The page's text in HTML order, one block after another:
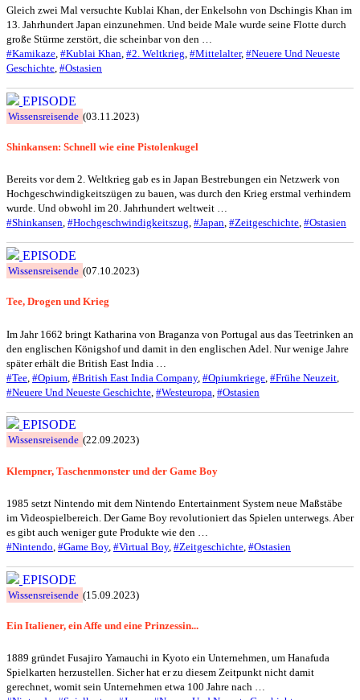
Gleich zwei Mal versuchte Kublai Khan, der Enkelsohn von Dschingis Khan im
13. Jahrhundert Japan einzunehmen. Und beide Male wurde seine Flotte durch
große Stürme zerstört, die scheinbar von den …
#Kamikaze, #Kublai Khan, #2. Weltkrieg, #Mittelalter, #Neuere Und Neueste
Geschichte, #Ostasien
EPISODE
Wissensreisende (03.11.2023)
Shinkansen: Schnell wie eine Pistolenkugel
Bereits vor dem 2. Weltkrieg gab es in Japan Bestrebungen ein Netzwerk von
Hochgeschwindigkeitszügen zu bauen, was durch den Krieg erstmal verhindern
wurde. Und obwohl im 20. Jahrhundert weltweit …
#Shinkansen, #Hochgeschwindigkeitszug, #Japan, #Zeitgeschichte, #Ostasien
EPISODE
Wissensreisende (07.10.2023)
Tee, Drogen und Krieg
Im Jahr 1662 bringt Katharina von Braganza von Portugal aus das Teetrinken an
den englischen Königshof und damit in den englischen Adel. Nur wenige Jahre
später erhält die British East India …
#Tee #Opium #British East India Company, #Opiumkriege #Frühe Neuzeit
#Neuere Und Neueste Geschichte #Westeuropa #Ostasien
EPISODE
Wissensreisende (22.09.2023)
Klempner, Taschenmonster und der Game Boy
1985 setzt Nintendo mit dem Nintendo Entertainment System neue Maßstäbe
im Videospielbereich. Der Game Boy revolutioniert das Spielen unterwegs. Aber
es gibt auch weniger gute Produkte wie den …
#Nintendo #Game Boy, #Virtual Boy, #Zeitgeschichte #Ostasien
EPISODE
Wissensreisende (15.09.2023)
Ein Italiener, ein Affe und eine Prinzessin...
1889 gründet Fusajiro Yamauchi in Kyoto ein Unternehmen, um Hanafuda
Spielkarten herzustellen. Sicher hat er zu diesem Zeitpunkt nicht damit
gerechnet, womit sein Unternehmen etwa 100 Jahre nach …